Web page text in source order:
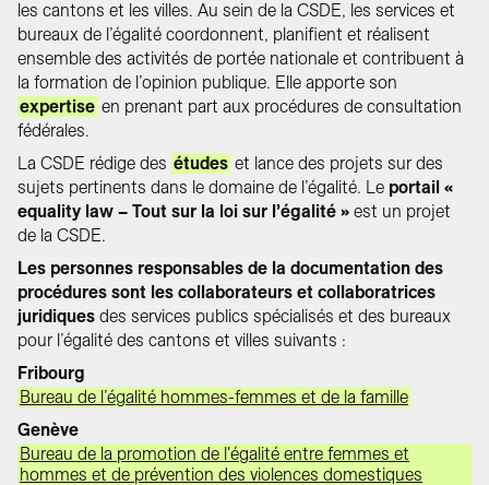
les cantons et les villes. Au sein de la CSDE, les services et
bureaux de l’égalité coordonnent, planifient et réalisent
ensemble des activités de portée nationale et contribuent à
la formation de l’opinion publique. Elle apporte son
expertise en prenant part aux procédures de consultation
fédérales.
La CSDE rédige des études et lance des projets sur des
sujets pertinents dans le domaine de l’égalité. Le portail «
equality law – Tout sur la loi sur l’égalité » est un projet
de la CSDE.
Les personnes responsables de la documentation des
procédures sont les collaborateurs et collaboratrices
juridiques des services publics spécialisés et des bureaux
pour l’égalité des cantons et villes suivants :
Fribourg
Bureau de l’égalité hommes-femmes et de la famille
Genève
Bureau de la promotion de l'égalité entre femmes et
hommes et de prévention des violences domestiques